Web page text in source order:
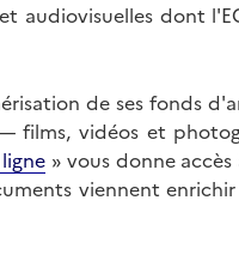
audiovisuelles dont
de ses fonds
films, vidéos et
» vous donne
viennent